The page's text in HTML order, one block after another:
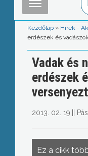
Kezdőlap » Hírek -
erdészek és
Vadak és
erdészek
2013. 02. 19.
Ez a cikk